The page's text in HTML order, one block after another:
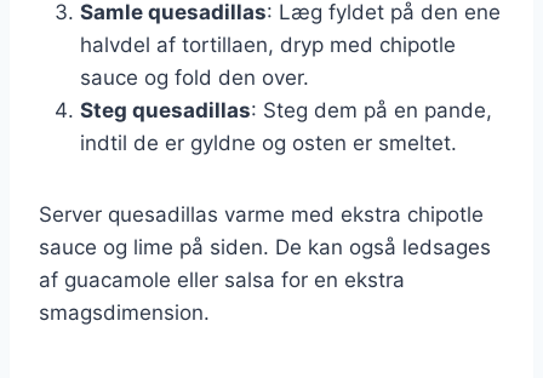
Samle quesadillas: Læg fyldet på den ene
halvdel af tortillaen, dryp med chipotle
sauce og fold den over.
Steg quesadillas: Steg dem på en pande,
indtil de er gyldne og osten er smeltet.
Server quesadillas varme med ekstra chipotle
sauce og lime på siden. De kan også ledsages
af guacamole eller salsa for en ekstra
smagsdimension.